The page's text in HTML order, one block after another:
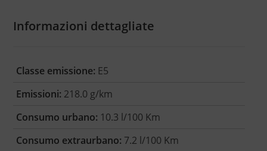
Informazioni dettagliate
Classe emissione: E5
Emissioni: 218.0 g/km
Consumo urbano: 10.3 l/100 Km
Consumo extraurbano: 7.2 l/100 Km